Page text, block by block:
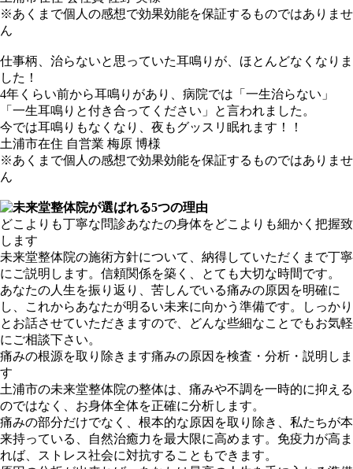
※あくまで個人の感想で効果効能を保証するものではありませ
ん
仕事柄、治らないと思っていた耳鳴りが、ほとんどなくなりま
した！
4年くらい前から耳鳴りがあり、病院では「一生治らない」
「一生耳鳴りと付き合ってください」と言われました。
今では耳鳴りもなくなり、夜もグッスリ眠れます！！
土浦市在住 自営業 梅原 博様
※あくまで個人の感想で効果効能を保証するものではありませ
ん
どこよりも丁寧な問診あなたの身体をどこよりも細かく把握致
します
未来堂整体院の施術方針について、納得していただくまで丁寧
にご説明します。信頼関係を築く、とても大切な時間です。
あなたの人生を振り返り、苦しんでいる痛みの原因を明確に
し、これからあなたが明るい未来に向かう準備です。しっかり
とお話させていただきますので、どんな些細なことでもお気軽
にご相談下さい。
痛みの根源を取り除きます痛みの原因を検査・分析・説明しま
す
土浦市の未来堂整体院の整体は、痛みや不調を一時的に抑える
のではなく、お身体全体を正確に分析します。
痛みの部分だけでなく、根本的な原因を取り除き、私たちが本
来持っている、自然治癒力を最大限に高めます。免疫力が高ま
れば、ストレス社会に対抗することもできます。